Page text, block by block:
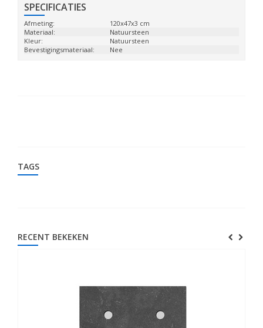
SPECIFICATIES
Afmeting:
120x47x3 cm
Materiaal:
Natuursteen
Kleur:
Natuursteen
Bevestigingsmateriaal:
Nee
TAGS
RECENT BEKEKEN